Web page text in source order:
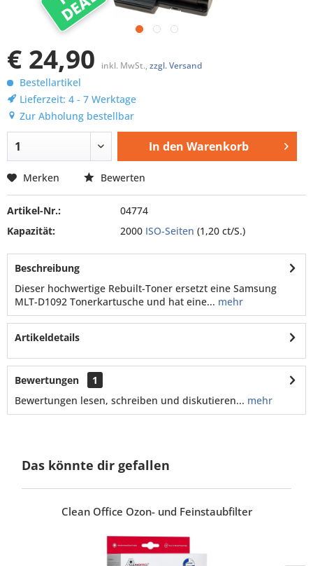
€ 24,90 inkl. MwSt., zzgl. Versand
Bestellartikel
Lieferzeit: 4 - 7 Werktage
Zur Abholung bestellbar
In den Warenkorb
Merken Bewerten
Artikel-Nr.:
04774
Kapazität:
2000 ISO-Seiten (1,20 ct/S.)
Beschreibung
Dieser hochwertige Rebuilt-Toner ersetzt eine Samsung
MLT-D1092 Tonerkartusche und hat eine... mehr
Artikeldetails
Bewertungen
1
Bewertungen lesen, schreiben und diskutieren... mehr
Das könnte dir gefallen
Clean Office Ozon- und Feinstaubfilter